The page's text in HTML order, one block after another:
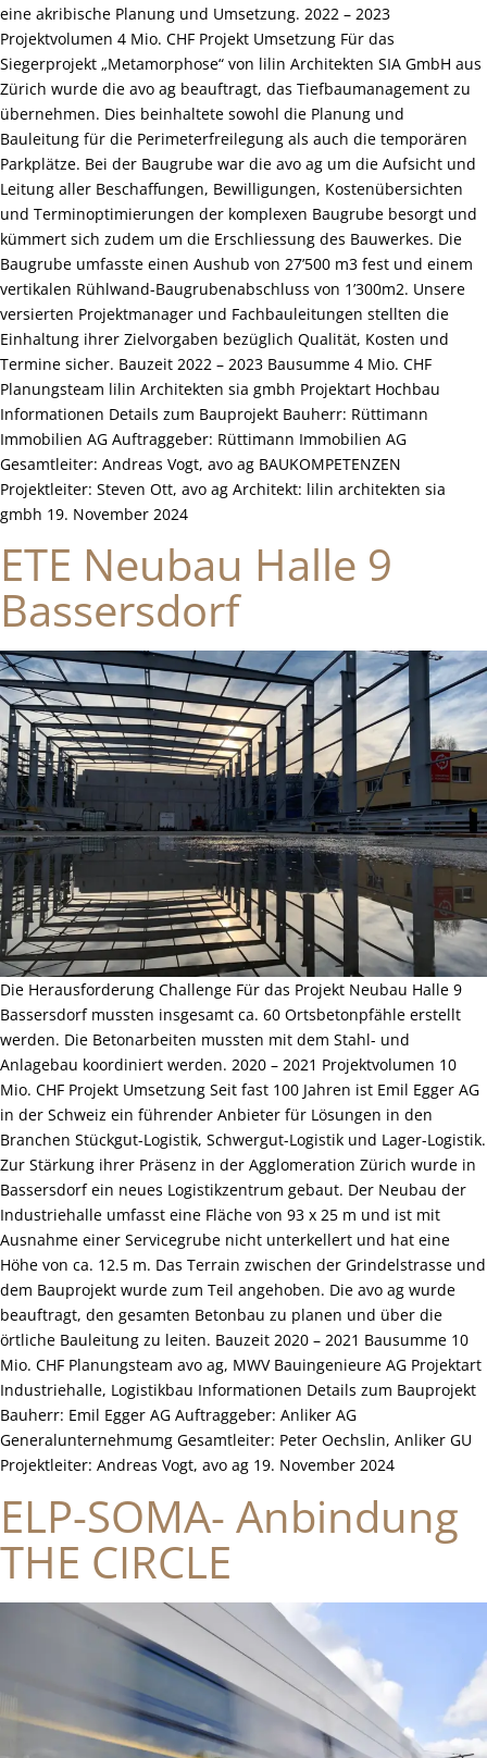
eine akribische Planung und Umsetzung. 2022 – 2023
Projektvolumen 4 Mio. CHF Projekt Umsetzung Für das
Siegerprojekt „Metamorphose“ von lilin Architekten SIA GmbH aus
Zürich wurde die avo ag beauftragt, das Tiefbaumanagement zu
übernehmen. Dies beinhaltete sowohl die Planung und
Bauleitung für die Perimeterfreilegung als auch die temporären
Parkplätze. Bei der Baugrube war die avo ag um die Aufsicht und
Leitung aller Beschaffungen, Bewilligungen, Kostenübersichten
und Terminoptimierungen der komplexen Baugrube besorgt und
kümmert sich zudem um die Erschliessung des Bauwerkes. Die
Baugrube umfasste einen Aushub von 27’500 m3 fest und einem
vertikalen Rühlwand-Baugrubenabschluss von 1’300m2. Unsere
versierten Projektmanager und Fachbauleitungen stellten die
Einhaltung ihrer Zielvorgaben bezüglich Qualität, Kosten und
Termine sicher. Bauzeit 2022 – 2023 Bausumme 4 Mio. CHF
Planungsteam lilin Architekten sia gmbh Projektart Hochbau
Informationen Details zum Bauprojekt Bauherr: Rüttimann
Immobilien AG Auftraggeber: Rüttimann Immobilien AG
Gesamtleiter: Andreas Vogt, avo ag BAUKOMPETENZEN
Projektleiter: Steven Ott, avo ag Architekt: lilin architekten sia
gmbh 19. November 2024
ETE Neubau Halle 9
Bassersdorf
Die Herausforderung Challenge Für das Projekt Neubau Halle 9
Bassersdorf mussten insgesamt ca. 60 Ortsbetonpfähle erstellt
werden. Die Betonarbeiten mussten mit dem Stahl- und
Anlagebau koordiniert werden. 2020 – 2021 Projektvolumen 10
Mio. CHF Projekt Umsetzung Seit fast 100 Jahren ist Emil Egger AG
in der Schweiz ein führender Anbieter für Lösungen in den
Branchen Stückgut-Logistik, Schwergut-Logistik und Lager-Logistik.
Zur Stärkung ihrer Präsenz in der Agglomeration Zürich wurde in
Bassersdorf ein neues Logistikzentrum gebaut. Der Neubau der
Industriehalle umfasst eine Fläche von 93 x 25 m und ist mit
Ausnahme einer Servicegrube nicht unterkellert und hat eine
Höhe von ca. 12.5 m. Das Terrain zwischen der Grindelstrasse und
dem Bauprojekt wurde zum Teil angehoben. Die avo ag wurde
beauftragt, den gesamten Betonbau zu planen und über die
örtliche Bauleitung zu leiten. Bauzeit 2020 – 2021 Bausumme 10
Mio. CHF Planungsteam avo ag, MWV Bauingenieure AG Projektart
Industriehalle, Logistikbau Informationen Details zum Bauprojekt
Bauherr: Emil Egger AG Auftraggeber: Anliker AG
Generalunternehmumg Gesamtleiter: Peter Oechslin, Anliker GU
Projektleiter: Andreas Vogt, avo ag 19. November 2024
ELP-SOMA- Anbindung
THE CIRCLE